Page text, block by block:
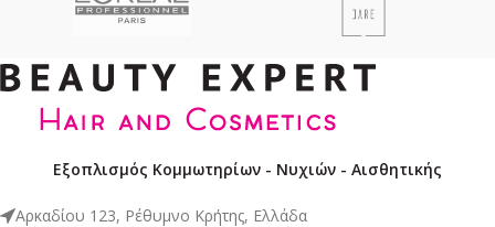
Εξοπλισμός Κομμωτηρίων - Νυχιών - Αισθητικής
Αρκαδίου 123, Ρέθυμνο Κρήτης, Ελλάδα